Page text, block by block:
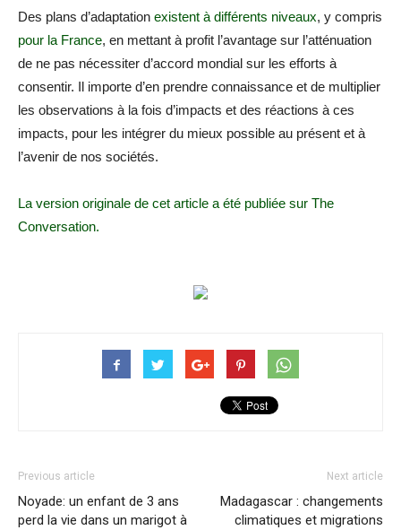
Des plans d’adaptation existent à différents niveaux, y compris
pour la France, en mettant à profit l’avantage sur l’atténuation
de ne pas nécessiter d’accord mondial sur les efforts à
consentir. Il importe d’en prendre connaissance et de multiplier
les observations à la fois d’impacts et des réactions à ces
impacts, pour les intégrer du mieux possible au présent et à
l’avenir de nos sociétés.
La version originale de cet article a été publiée sur The
Conversation.
Previous article
Noyade: un enfant de 3 ans
perd la vie dans un marigot à
Next article
Madagascar : changements
climatiques et migrations